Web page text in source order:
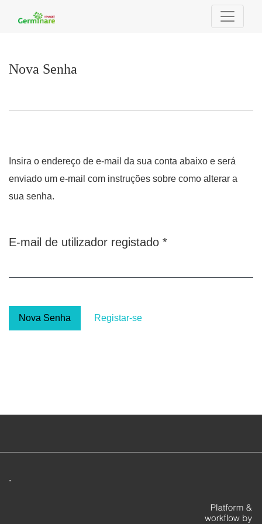
Nova Senha
Insira o endereço de e-mail da sua conta abaixo e será
enviado um e-mail com instruções sobre como alterar a
sua senha.
E-mail de utilizador registado *Obrigatório
Nova Senha Registar-se
.